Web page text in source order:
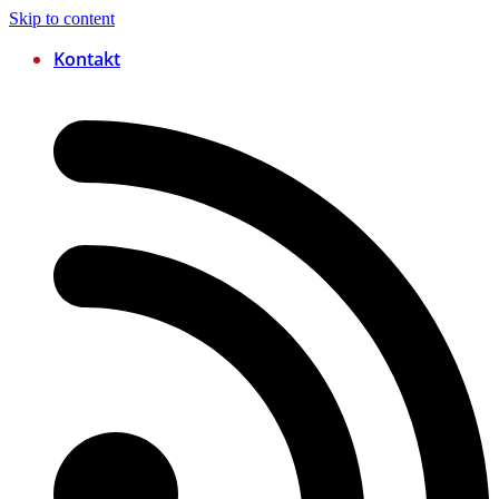
Skip to content
Kontakt